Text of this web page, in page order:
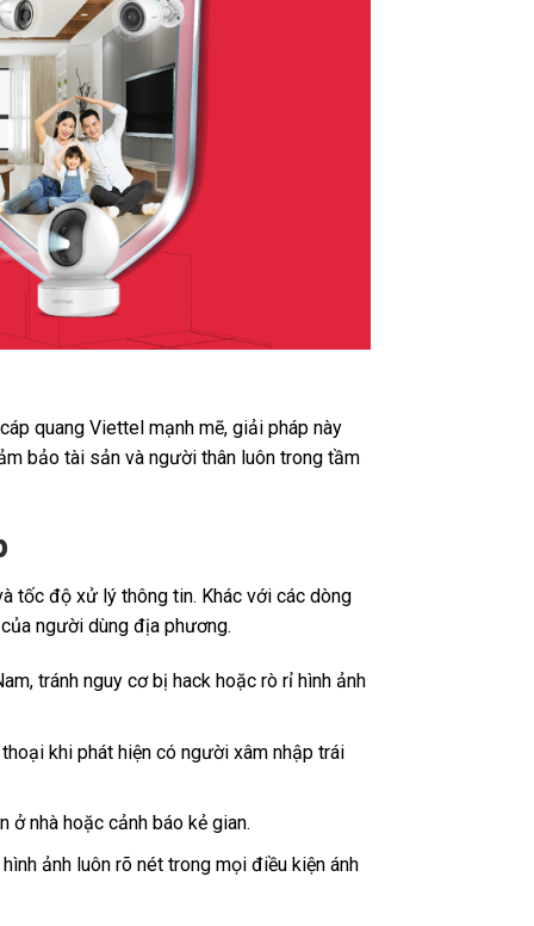
quang Viettel mạnh mẽ, giải pháp này
bảo tài sản và người thân luôn trong tầm
tốc độ xử lý thông tin. Khác với các dòng
người dùng địa phương.
tránh nguy cơ bị hack hoặc rò rỉ hình ảnh
khi phát hiện có người xâm nhập trái
nhà hoặc cảnh báo kẻ gian.
ảnh luôn rõ nét trong mọi điều kiện ánh